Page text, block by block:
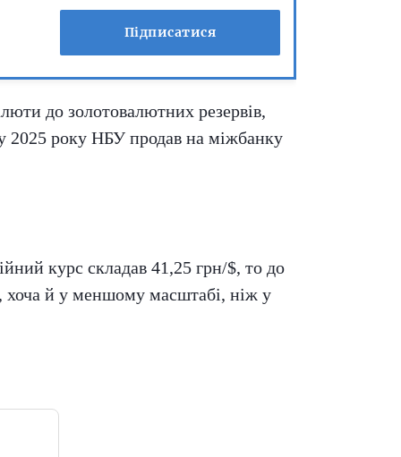
Підписатися
до золотовалютних резервів,
2025 року НБУ продав на міжбанку
курс складав 41,25 грн/$, то до
хоча й у меншому масштабі, ніж у